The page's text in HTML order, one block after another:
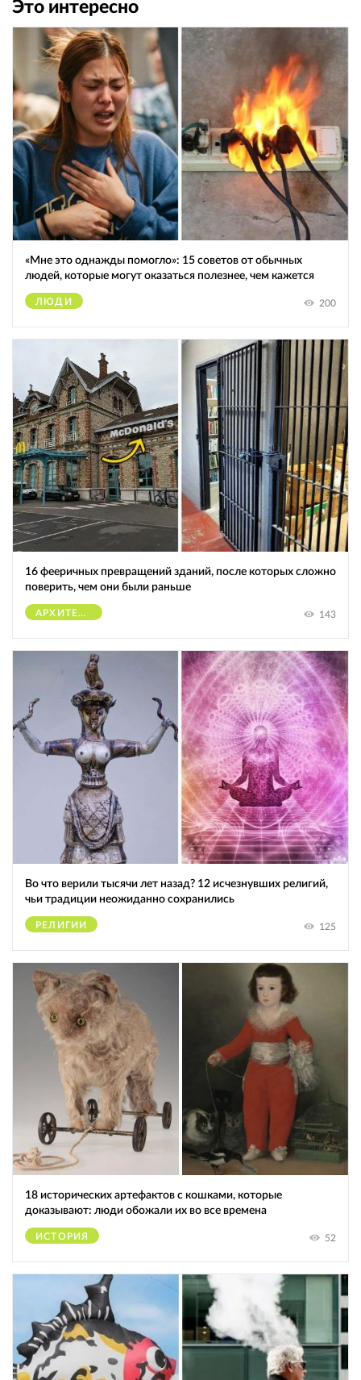
Это интересно
«Мне это однажды помогло»: 15 советов от обычных
людей, которые могут оказаться полезнее, чем кажется
ЛЮДИ 200
16 фееричных превращений зданий, после которых сложно
поверить, чем они были раньше
АРХИТЕКТУРА 143
Во что верили тысячи лет назад? 12 исчезнувших религий,
чьи традиции неожиданно сохранились
РЕЛИГИИ 125
18 исторических артефактов с кошками, которые
доказывают: люди обожали их во все времена
ИСТОРИЯ 52